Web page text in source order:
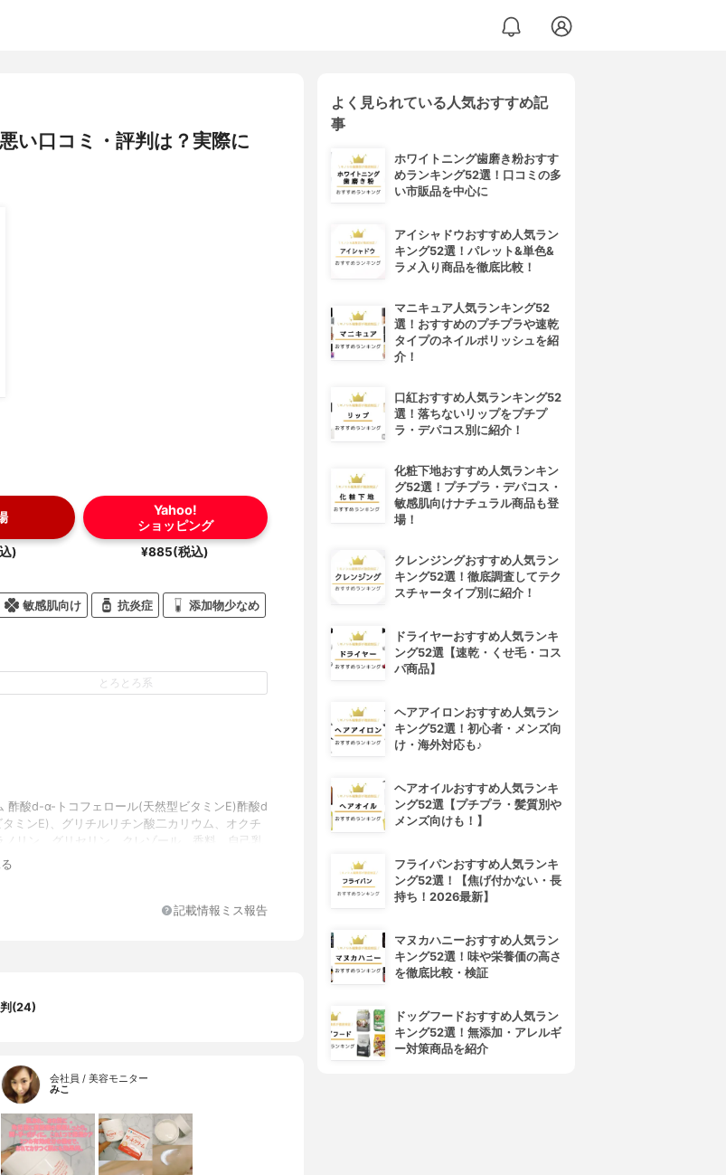
い口コミ・評判は？実際に
)
Yahoo!
ショッピング
¥885(税込)
敏感肌向け 抗炎症 添加物少なめ
とろとろ系
酢酸d-α-トコフェロール(天然型ビタミンE)酢酸d
ミンE)、グリチルリチン酸二カリウム、オクチ
リン、グリセリン、クレゾール、香料、自己乳
グリコール、ジプロピレングリコール、シリコー
モノステアリン酸グリセリン、モノステアリン酸
記載情報ミス報告
(24)
会社員 / 美容モニター
みこ
よく見られている人気おすすめ記
事
ホワイトニング歯磨き粉おすす
めランキング52選！口コミの多
い市販品を中心に
アイシャドウおすすめ人気ラン
キング52選！パレット&単色&
ラメ入り商品を徹底比較！
マニキュア人気ランキング52
選！おすすめのプチプラや速乾
タイプのネイルポリッシュを紹
介！
口紅おすすめ人気ランキング52
選！落ちないリップをプチプ
ラ・デパコス別に紹介！
化粧下地おすすめ人気ランキン
グ52選！プチプラ・デパコス・
敏感肌向けナチュラル商品も登
場！
クレンジングおすすめ人気ラン
キング52選！徹底調査してテク
スチャータイプ別に紹介！
ドライヤーおすすめ人気ランキ
ング52選【速乾・くせ毛・コス
パ商品】
ヘアアイロンおすすめ人気ラン
キング52選！初心者・メンズ向
け・海外対応も♪
ヘアオイルおすすめ人気ランキ
ング52選【プチプラ・髪質別や
メンズ向けも！】
フライパンおすすめ人気ランキ
ング52選！【焦げ付かない・長
持ち！2026最新】
マヌカハニーおすすめ人気ラン
キング52選！味や栄養価の高さ
を徹底比較・検証
ドッグフードおすすめ人気ラン
キング52選！無添加・アレルギ
ー対策商品を紹介